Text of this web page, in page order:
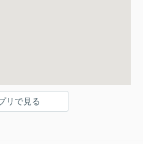
リで見る